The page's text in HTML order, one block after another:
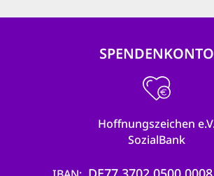
SPENDENKONTO
Hoffnungszeichen
SozialBank